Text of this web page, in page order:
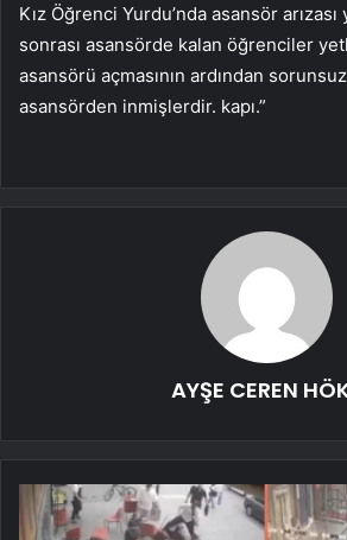
Kız Öğrenci Yurdu’nda asansör arızası
sonrası asansörde kalan öğrenciler
asansörü açmasının ardından
asansörden inmişlerdir. kapı.”
AYŞE CEREN